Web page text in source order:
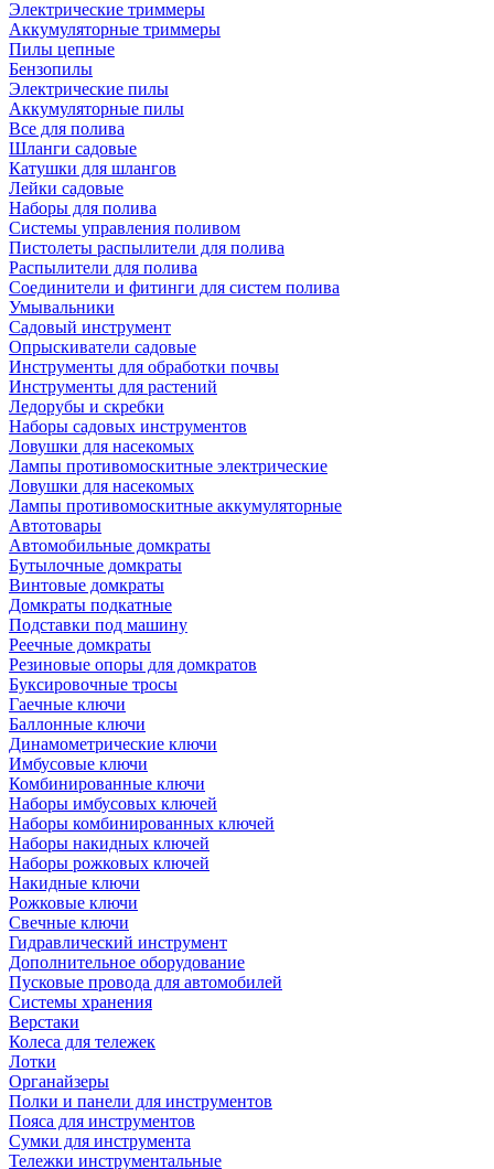
Электрические триммеры
Аккумуляторные триммеры
Пилы цепные
Бензопилы
Электрические пилы
Аккумуляторные пилы
Все для полива
Шланги садовые
Катушки для шлангов
Лейки садовые
Наборы для полива
Системы управления поливом
Пистолеты распылители для полива
Распылители для полива
Соединители и фитинги для систем полива
Умывальники
Садовый инструмент
Опрыскиватели садовые
Инструменты для обработки почвы
Инструменты для растений
Ледорубы и скребки
Наборы садовых инструментов
Ловушки для насекомых
Лампы противомоскитные электрические
Ловушки для насекомых
Лампы противомоскитные аккумуляторные
Автотовары
Автомобильные домкраты
Бутылочные домкраты
Винтовые домкраты
Домкраты подкатные
Подставки под машину
Реечные домкраты
Резиновые опоры для домкратов
Буксировочные тросы
Гаечные ключи
Баллонные ключи
Динамометрические ключи
Имбусовые ключи
Комбинированные ключи
Наборы имбусовых ключей
Наборы комбинированных ключей
Наборы накидных ключей
Наборы рожковых ключей
Накидные ключи
Рожковые ключи
Свечные ключи
Гидравлический инструмент
Дополнительное оборудование
Пусковые провода для автомобилей
Системы хранения
Верстаки
Колеса для тележек
Лотки
Органайзеры
Полки и панели для инструментов
Пояса для инструментов
Сумки для инструмента
Тележки инструментальные